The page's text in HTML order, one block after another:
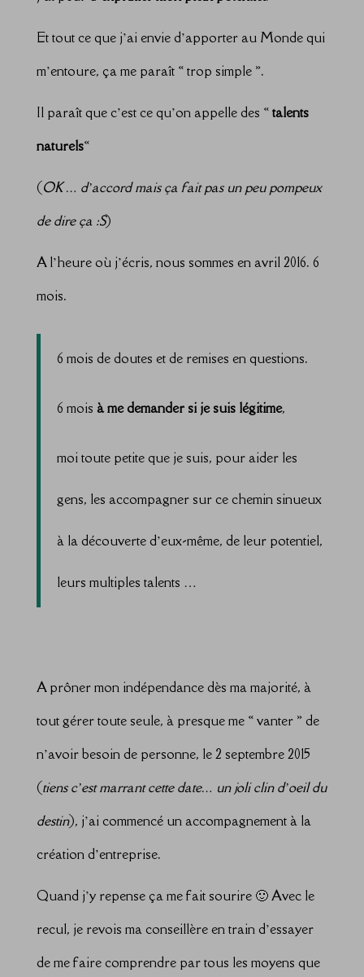
Et tout ce que j’ai envie d’apporter au Monde qui
m’entoure, ça me paraît « trop simple ».
Il paraît que c’est ce qu’on appelle des «talents
naturels«
(OK … d’accord mais ça fait pas un peu pompeux
de dire ça :S)
A l’heure où j’écris, nous sommes en avril 2016. 6
mois.
6 mois de doutes et de remises en questions.
6 mois à me demander si je suis légitime,
moi toute petite que je suis, pour aider les
gens, les accompagner sur ce chemin sinueux
à la découverte d’eux-même, de leur potentiel,
leurs multiples talents …
A prôner mon indépendance dès ma majorité, à
tout gérer toute seule, à presque me « vanter » de
n’avoir besoin de personne, le 2 septembre 2015
(tiens c’estmarrant cette date… un joli clin d’oeil du
destin), j’ai commencé un accompagnement à la
création d’entreprise.
Quand j’y repense ça me fait sourire 🙂 Avec le
recul, je revois ma conseillère en train d’essayer
de me faire comprendre par tous les moyens que